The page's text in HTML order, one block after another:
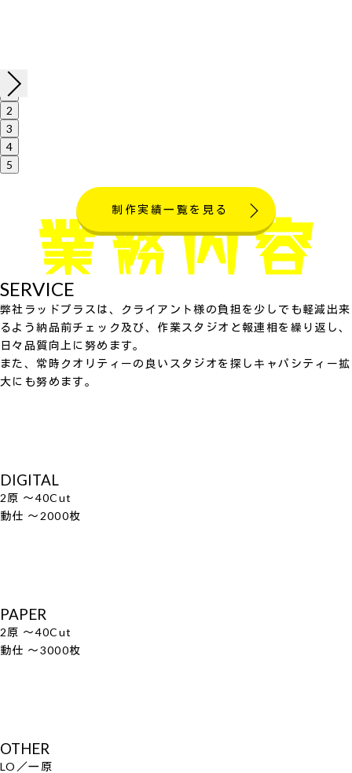
1
2
3
4
5
制作実績一覧を見る
SERVICE
弊社ラッドプラスは、クライアント様の負担を少しでも軽減出来
るよう納品前チェック及び、作業スタジオと報連相を繰り返し、
日々品質向上に努めます。
また、常時クオリティーの良いスタジオを探しキャパシティー拡
大にも努めます。
DIGITAL
2原 ～40Cut
動仕 ～2000枚
PAPER
2原 ～40Cut
動仕 ～3000枚
OTHER
LO／一原